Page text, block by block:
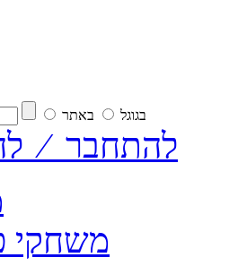
בגוגל באתר
להתחבר ⁄
משחקי